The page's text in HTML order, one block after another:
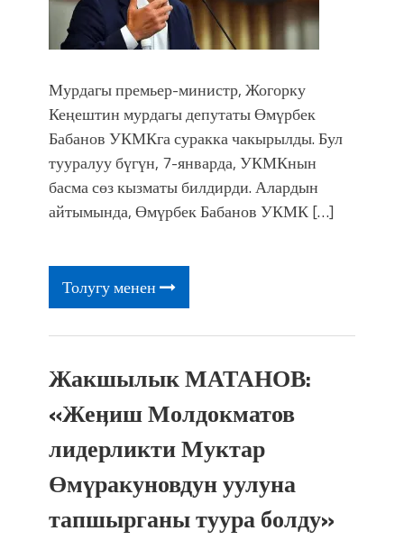
Мурдагы премьер-министр, Жогорку
Кеңештин мурдагы депутаты Өмүрбек
Бабанов УКМКга суракка чакырылды. Бул
тууралуу бүгүн, 7-январда, УКМКнын
басма сөз кызматы билдирди. Алардын
айтымында, Өмүрбек Бабанов УКМК […]
Толугу менен
Жакшылык МАТАНОВ:
«Жеӊиш Молдокматов
лидерликти Муктар
Өмүракуновдун уулуна
тапшырганы туура болду»